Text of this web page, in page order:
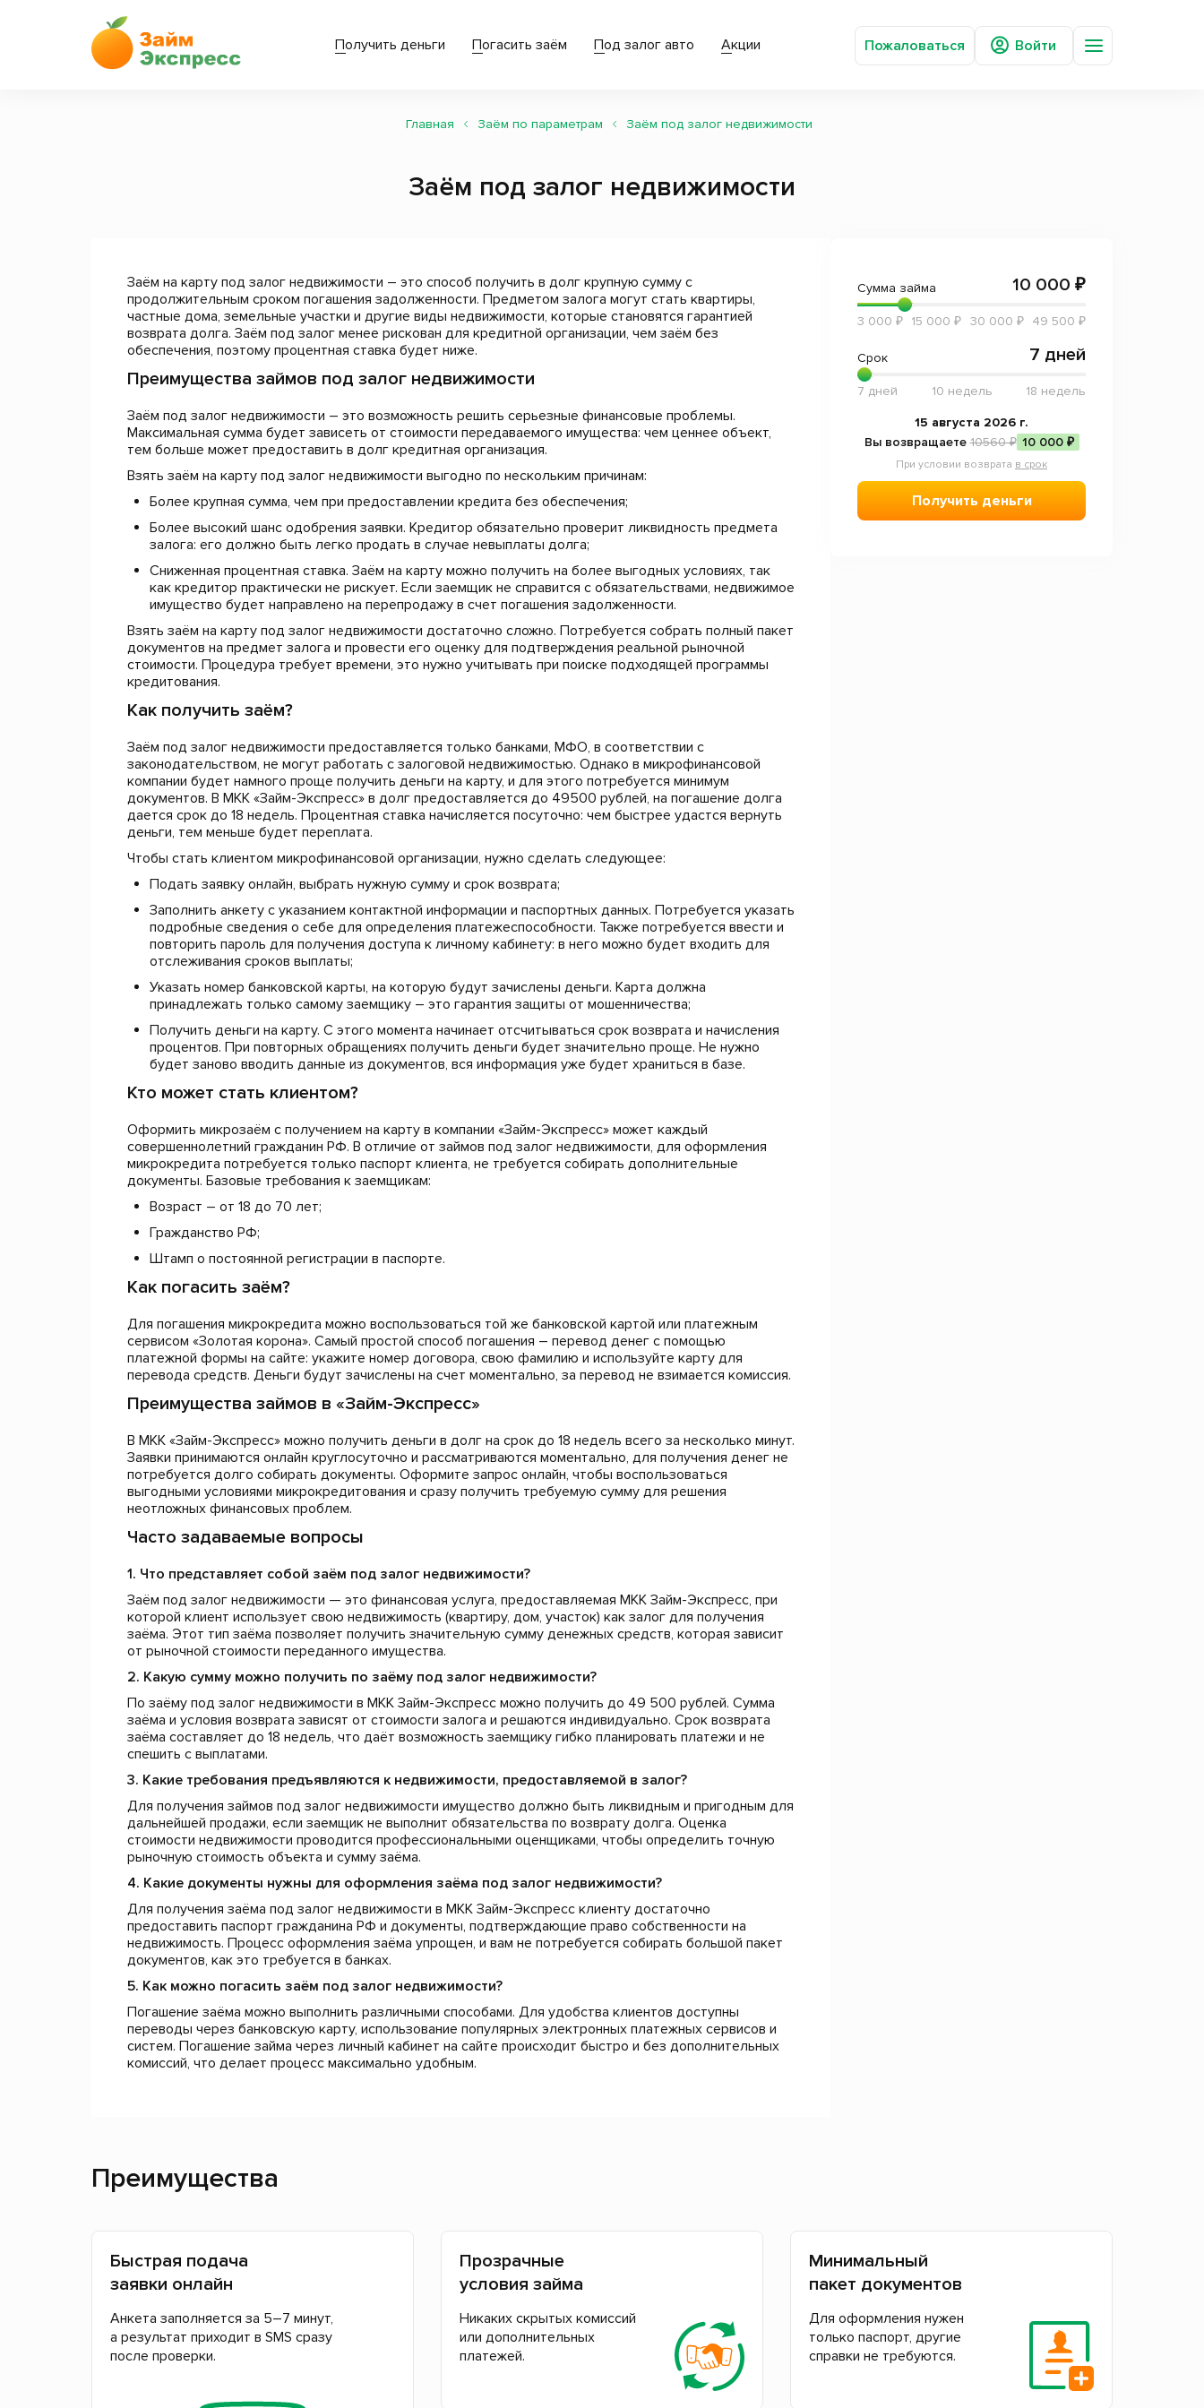
Получить деньги Погасить заём Под залог авто Акции Пожаловаться Войти
Главная Заём по параметрам Заём под залог недвижимости
Заём под залог недвижимости
Заём на карту под залог недвижимости – это способ получить в долг крупную сумму с
продолжительным сроком погашения задолженности. Предметом залога могут стать квартиры,
частные дома, земельные участки и другие виды недвижимости, которые становятся гарантией
возврата долга. Заём под залог менее рискован для кредитной организации, чем заём без
обеспечения, поэтому процентная ставка будет ниже.
Преимущества займов под залог недвижимости
Заём под залог недвижимости – это возможность решить серьезные финансовые проблемы.
Максимальная сумма будет зависеть от стоимости передаваемого имущества: чем ценнее объект,
тем больше может предоставить в долг кредитная организация.
Взять заём на карту под залог недвижимости выгодно по нескольким причинам:
Более крупная сумма, чем при предоставлении кредита без обеспечения;
Более высокий шанс одобрения заявки. Кредитор обязательно проверит ликвидность предмета
залога: его должно быть легко продать в случае невыплаты долга;
Сниженная процентная ставка. Заём на карту можно получить на более выгодных условиях, так
как кредитор практически не рискует. Если заемщик не справится с обязательствами, недвижимое
имущество будет направлено на перепродажу в счет погашения задолженности.
Взять заём на карту под залог недвижимости достаточно сложно. Потребуется собрать полный пакет
документов на предмет залога и провести его оценку для подтверждения реальной рыночной
стоимости. Процедура требует времени, это нужно учитывать при поиске подходящей программы
кредитования.
Как получить заём?
Заём под залог недвижимости предоставляется только банками, МФО, в соответствии с
законодательством, не могут работать с залоговой недвижимостью. Однако в микрофинансовой
компании будет намного проще получить деньги на карту, и для этого потребуется минимум
документов. В МКК «Займ-Экспресс» в долг предоставляется до 49500 рублей, на погашение долга
дается срок до 18 недель. Процентная ставка начисляется посуточно: чем быстрее удастся вернуть
деньги, тем меньше будет переплата.
Чтобы стать клиентом микрофинансовой организации, нужно сделать следующее:
Подать заявку онлайн, выбрать нужную сумму и срок возврата;
Заполнить анкету с указанием контактной информации и паспортных данных. Потребуется указать
подробные сведения о себе для определения платежеспособности. Также потребуется ввести и
повторить пароль для получения доступа к личному кабинету: в него можно будет входить для
отслеживания сроков выплаты;
Указать номер банковской карты, на которую будут зачислены деньги. Карта должна
принадлежать только самому заемщику – это гарантия защиты от мошенничества;
Получить деньги на карту. С этого момента начинает отсчитываться срок возврата и начисления
процентов. При повторных обращениях получить деньги будет значительно проще. Не нужно
будет заново вводить данные из документов, вся информация уже будет храниться в базе.
Кто может стать клиентом?
Оформить микрозаём с получением на карту в компании «Займ-Экспресс» может каждый
совершеннолетний гражданин РФ. В отличие от займов под залог недвижимости, для оформления
микрокредита потребуется только паспорт клиента, не требуется собирать дополнительные
документы. Базовые требования к заемщикам:
Возраст – от 18 до 70 лет;
Гражданство РФ;
Штамп о постоянной регистрации в паспорте.
Как погасить заём?
Для погашения микрокредита можно воспользоваться той же банковской картой или платежным
сервисом «Золотая корона». Самый простой способ погашения – перевод денег с помощью
платежной формы на сайте: укажите номер договора, свою фамилию и используйте карту для
перевода средств. Деньги будут зачислены на счет моментально, за перевод не взимается комиссия.
Преимущества займов в «Займ-Экспресс»
В МКК «Займ-Экспресс» можно получить деньги в долг на срок до 18 недель всего за несколько минут.
Заявки принимаются онлайн круглосуточно и рассматриваются моментально, для получения денег не
потребуется долго собирать документы. Оформите запрос онлайн, чтобы воспользоваться
выгодными условиями микрокредитования и сразу получить требуемую сумму для решения
неотложных финансовых проблем.
Часто задаваемые вопросы
1. Что представляет собой заём под залог недвижимости?
Заём под залог недвижимости — это финансовая услуга, предоставляемая МКК Займ-Экспресс, при
которой клиент использует свою недвижимость (квартиру, дом, участок) как залог для получения
заёма. Этот тип заёма позволяет получить значительную сумму денежных средств, которая зависит
от рыночной стоимости переданного имущества.
2. Какую сумму можно получить по заёму под залог недвижимости?
По заёму под залог недвижимости в МКК Займ-Экспресс можно получить до 49 500 рублей. Сумма
заёма и условия возврата зависят от стоимости залога и решаются индивидуально. Срок возврата
заёма составляет до 18 недель, что даёт возможность заемщику гибко планировать платежи и не
спешить с выплатами.
3. Какие требования предъявляются к недвижимости, предоставляемой в залог?
Для получения займов под залог недвижимости имущество должно быть ликвидным и пригодным для
дальнейшей продажи, если заемщик не выполнит обязательства по возврату долга. Оценка
стоимости недвижимости проводится профессиональными оценщиками, чтобы определить точную
рыночную стоимость объекта и сумму заёма.
4. Какие документы нужны для оформления заёма под залог недвижимости?
Для получения заёма под залог недвижимости в МКК Займ-Экспресс клиенту достаточно
предоставить паспорт гражданина РФ и документы, подтверждающие право собственности на
недвижимость. Процесс оформления заёма упрощен, и вам не потребуется собирать большой пакет
документов, как это требуется в банках.
5. Как можно погасить заём под залог недвижимости?
Погашение заёма можно выполнить различными способами. Для удобства клиентов доступны
переводы через банковскую карту, использование популярных электронных платежных сервисов и
систем. Погашение займа через личный кабинет на сайте происходит быстро и без дополнительных
комиссий, что делает процесс максимально удобным.
Сумма займа 10 000 ₽
3 000 ₽ 15 000 ₽ 30 000 ₽ 49 500 ₽
Срок 7 дней
7 дней 10 недель 18 недель
15 августа 2026 г.
Вы возвращаете10560 ₽ 10 000 ₽
При условии возврата в срок
Получить деньги
Преимущества
Быстрая подача
заявки онлайн
Анкета заполняется за 5–7 минут,
а результат приходит в SMS сразу
после проверки.
Прозрачные
условия займа
Никаких скрытых комиссий
или дополнительных
платежей.
Минимальный
пакет документов
Для оформления нужен
только паспорт, другие
справки не требуются.